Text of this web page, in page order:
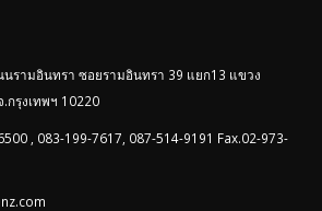
นรามอินทรา ซอยรามอินทรา 39 แยก13 แขวง
กรุงเทพฯ 10220
, 083-199-7617, 087-514-9191 Fax.02-973-